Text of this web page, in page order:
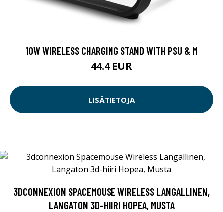
10W WIRELESS CHARGING STAND WITH PSU & M
44.4 EUR
LISÄTIETOJA
3DCONNEXION SPACEMOUSE WIRELESS LANGALLINEN,
LANGATON 3D-HIIRI HOPEA, MUSTA